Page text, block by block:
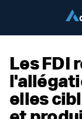
Les FDI
elles